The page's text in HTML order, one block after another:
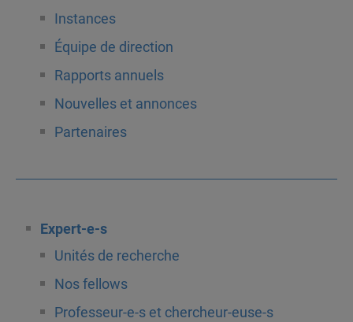
Instances
Équipe de direction
Rapports annuels
Nouvelles et annonces
Partenaires
Expert-e-s
Unités de recherche
Nos fellows
Professeur-e-s et chercheur-euse-s